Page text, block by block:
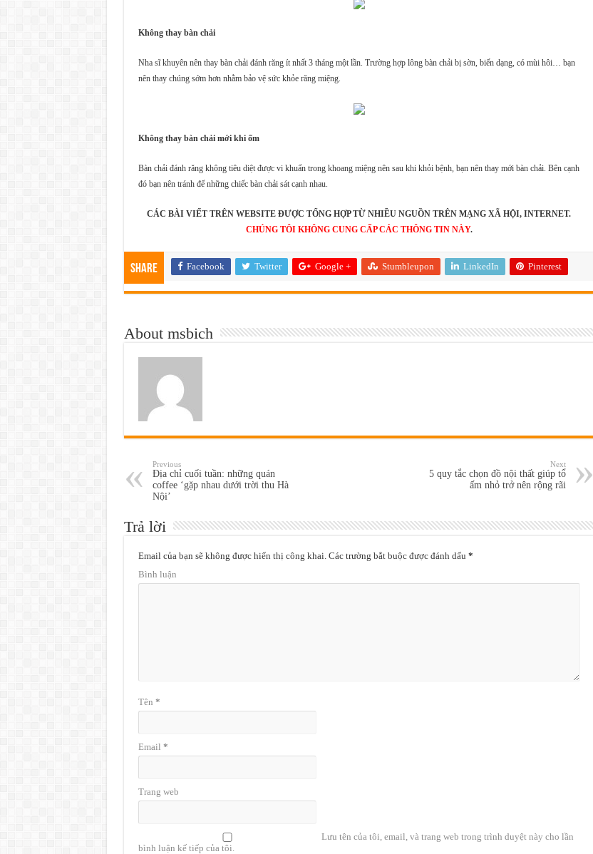
Không thay bàn chải
Nha sĩ khuyên nên thay bàn chải đánh răng ít nhất 3 tháng một lần. Trường hợp lông bàn chải bị sờn, biến dạng, có mùi hôi… bạn
nên thay chúng sớm hơn nhằm bảo vệ sức khỏe răng miệng.
Không thay bàn chải mới khi ốm
Bàn chải đánh răng không tiêu diệt được vi khuẩn trong khoang miệng nên sau khi khỏi bệnh, bạn nên thay mới bàn chải. Bên cạnh
đó bạn nên tránh để những chiếc bàn chải sát cạnh nhau.
CÁC BÀI VIẾT TRÊN WEBSITE ĐƯỢC TỔNG HỢP TỪ NHIỀU NGUỒN TRÊN MẠNG XÃ HỘI, INTERNET.
CHÚNG TÔI KHÔNG CUNG CẤP CÁC THÔNG TIN NÀY.
Share Facebook Twitter Google + Stumbleupon LinkedIn Pinterest
About msbich
Previous
Địa chỉ cuối tuần: những quán
coffee ‘gặp nhau dưới trời thu Hà
Nội’
Next
5 quy tắc chọn đồ nội thất giúp tổ
ấm nhỏ trở nên rộng rãi
Trả lời
Email của bạn sẽ không được hiển thị công khai.Các trường bắt buộc được đánh dấu *
Bình luận
Tên *
Email *
Trang web
Lưu tên của tôi, email, và trang web trong trình duyệt này cho lần
bình luận kế tiếp của tôi.